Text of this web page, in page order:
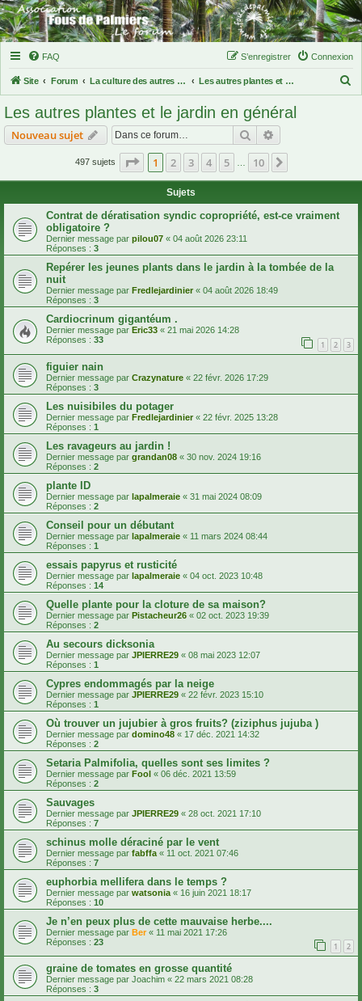
FAQ Connexion
S’enregistrer
Site Forum La culture des autres plantes exotiques Les autres plantes et le jardin en général
r
Les autres plantes et le jardin en général
Nouveau sujet Rechercher
497 sujets Page 1sur10
1 2 3 4 5 10
Sujets
Contrat de dératisation syndic copropriété, est-ce vraiment
obligatoire ?
Dernier message par pilou07 « 04 août 2026 23:11
Réponses : 3
Repérer les jeunes plants dans le jardin à la tombée de la
nuit
Dernier message par Fredlejardinier « 04 août 2026 18:49
Réponses : 3
Cardiocrinum gigantéum .
Dernier message par Eric33 « 21 mai 2026 14:28
Réponses : 33 1 2 3
figuier nain
Dernier message par Crazynature « 22 févr. 2026 17:29
Réponses : 3
Les nuisibiles du potager
Dernier message par Fredlejardinier« 22 févr. 2025 13:28
Réponses : 1
Les ravageurs au jardin !
Dernier message par grandan08 « 30 nov. 2024 19:16
Réponses : 2
plante ID
Dernier message par lapalmeraie « 31 mai 2024 08:09
Réponses : 2
Conseil pour un débutant
Dernier message par lapalmeraie « 11 mars 2024 08:44
Réponses : 1
essais papyrus et rusticité
Dernier message par lapalmeraie « 04 oct. 2023 10:48
Réponses : 14
Quelle plante pour la cloture de sa maison?
Dernier message par Pistacheur26 « 02 oct. 2023 19:39
Réponses : 2
Au secours dicksonia
Dernier message par JPIERRE29 « 08 mai 2023 12:07
Réponses : 1
Cypres endommagés par la neige
Dernier message par JPIERRE29 « 22 févr. 2023 15:10
Réponses : 1
Où trouver un jujubier à gros fruits? (ziziphus jujuba )
Dernier message par domino48 « 17 déc. 2021 14:32
Réponses : 2
Setaria Palmifolia, quelles sont ses limites ?
Dernier message par Fool « 06 déc. 2021 13:59
Réponses : 2
Sauvages
Dernier message par JPIERRE29 « 28 oct. 2021 17:10
Réponses : 7
schinus molle déraciné par le vent
Dernier message par fabffa « 11 oct. 2021 07:46
Réponses : 7
euphorbia mellifera dans le temps ?
Dernier message par watsonia « 16 juin 2021 18:17
Réponses : 10
Je n’en peux plus de cette mauvaise herbe....
Dernier message par Ber « 11 mai 2021 17:26
Réponses : 23 1 2
graine de tomates en grosse quantité
Dernier message par Joachim « 22 mars 2021 08:28
Réponses : 3